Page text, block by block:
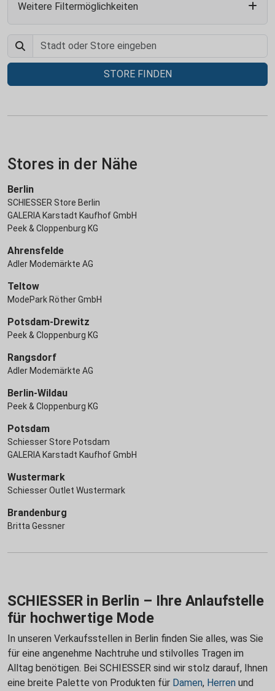
Weitere Filtermöglichkeiten
STORE FINDEN
Stores in der Nähe
Berlin
SCHIESSER Store Berlin
GALERIA Karstadt Kaufhof GmbH
Peek & Cloppenburg KG
Ahrensfelde
Adler Modemärkte AG
Teltow
ModePark Röther GmbH
Potsdam-Drewitz
Peek & Cloppenburg KG
Rangsdorf
Adler Modemärkte AG
Berlin-Wildau
Peek & Cloppenburg KG
Potsdam
Schiesser Store Potsdam
GALERIA Karstadt Kaufhof GmbH
Wustermark
Schiesser Outlet Wustermark
Brandenburg
Britta Gessner
SCHIESSER in Berlin – Ihre Anlaufstelle
für hochwertige Mode
In unseren Verkaufsstellen in Berlin finden Sie alles, was Sie
für eine angenehme Nachtruhe und stilvolles Tragen im
Alltag benötigen. Bei SCHIESSER sind wir stolz darauf, Ihnen
eine breite Palette von Produkten für Damen, Herren und